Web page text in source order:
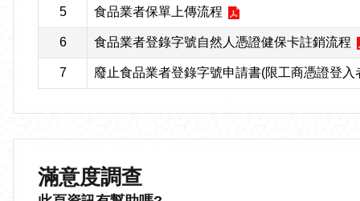
5 食品業者保單上傳流程
6 食品業者登錄字號自然人憑證健保卡註銷流程
7 廢止食品業者登錄字號申請書(限工商憑證登入
滿意度調查